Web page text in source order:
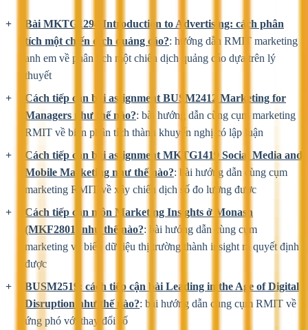
Bài MKTG1294 Introduction to Advertising: cách phân
tích một chiến dịch quảng cáo?: hướng dẫn RMIT marketing
anh em về phân tích một chiến dịch quảng cáo dựa trên lý
thuyết
Cách tiếp cận bài assignment BUSM2412 Marketing for
Managers như thế nào?: bài hướng dẫn cùng cụm marketing
RMIT về biến phân tích thành khuyến nghị có lập luận
Cách tiếp cận bài assignment MKTG1419 Social Media and
Mobile Marketing như thế nào?: bài hướng dẫn cùng cụm
marketing RMIT về xây chiến dịch số đo lường được
Cách tiếp cận môn Marketing Insights ở Monash
(MKF2801) như thế nào?: bài hướng dẫn cùng cụm
marketing về biến dữ liệu thị trường thành insight ra quyết định
được
BUSM2519: cách tiếp cận bài Leading in the Age of Digital
Disruption như thế nào?: bài hướng dẫn cùng cụm RMIT về
ứng phó với thay đổi số